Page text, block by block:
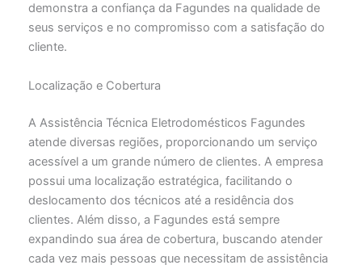
demonstra a confiança da Fagundes na qualidade de
seus serviços e no compromisso com a satisfação do
cliente.
Localização e Cobertura
A Assistência Técnica Eletrodomésticos Fagundes
atende diversas regiões, proporcionando um serviço
acessível a um grande número de clientes. A empresa
possui uma localização estratégica, facilitando o
deslocamento dos técnicos até a residência dos
clientes. Além disso, a Fagundes está sempre
expandindo sua área de cobertura, buscando atender
cada vez mais pessoas que necessitam de assistência